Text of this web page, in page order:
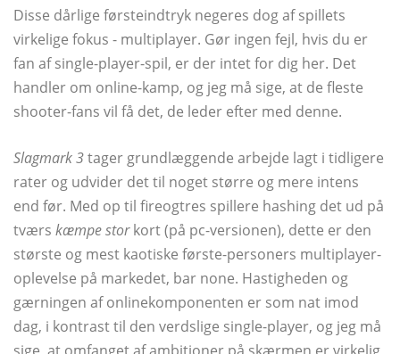
Disse dårlige førsteindtryk negeres dog af spillets
virkelige fokus - multiplayer. Gør ingen fejl, hvis du er
fan af single-player-spil, er der intet for dig her. Det
handler om online-kamp, ​​og jeg må sige, at de fleste
shooter-fans vil få det, de leder efter med denne.
Slagmark 3tager grundlæggende arbejde lagt i tidligere
rater og udvider det til noget større og mere intens
end før. Med op til fireogtres spillere hashing det ud på
tværs kæmpe storkort (på pc-versionen), dette er den
største og mest kaotiske første-personers multiplayer-
oplevelse på markedet, bar none. Hastigheden og
gærningen af ​​onlinekomponenten er som nat imod
dag, i kontrast til den verdslige single-player, og jeg må